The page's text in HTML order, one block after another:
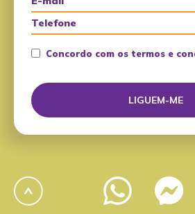
Concordo com os termos e